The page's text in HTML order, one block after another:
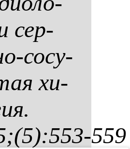
сер­
со­су­
хи­
559